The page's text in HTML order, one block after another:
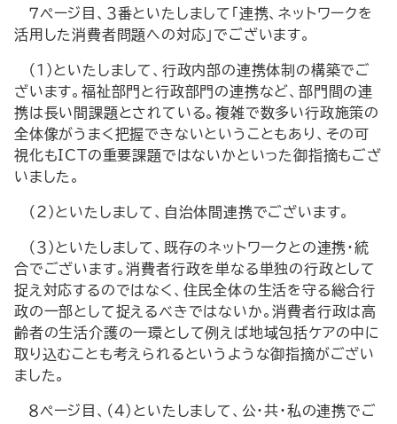
７ページ目、３番といたしまして「連携、ネットワークを
活用した消費者問題への対応」でございます。
（１）といたしまして、行政内部の連携体制の構築でご
ざいます。福祉部門と行政部門の連携など、部門間の連
携は長い間課題とされている。複雑で数多い行政施策の
全体像がうまく把握できないということもあり、その可
視化もICTの重要課題ではないかといった御指摘もござ
いました。
（２）といたしまして、自治体間連携でございます。
（３）といたしまして、既存のネットワークとの連携・統
合でございます。消費者行政を単なる単独の行政として
捉え対応するのではなく、住民全体の生活を守る総合行
政の一部として捉えるべきではないか。消費者行政は高
齢者の生活介護の一環として例えば地域包括ケアの中に
取り込むことも考えられるというような御指摘がござい
ました。
８ページ目、（４）といたしまして、公・共・私の連携でご